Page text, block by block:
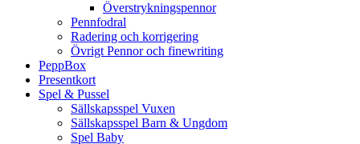
Överstrykningspennor
Pennfodral
Radering och korrigering
Övrigt Pennor och finewriting
PeppBox
Presentkort
Spel & Pussel
Sällskapsspel Vuxen
Sällskapsspel Barn & Ungdom
Spel Baby